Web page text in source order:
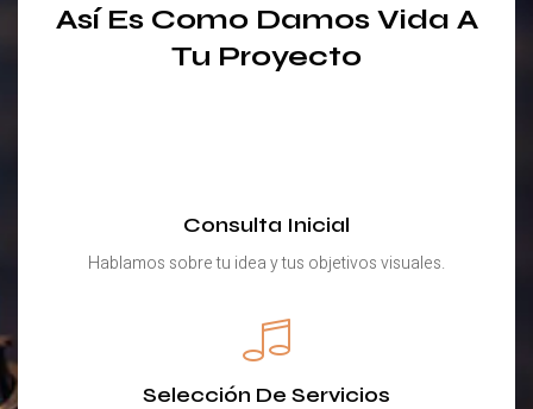
Así Es Como Damos Vida A
Tu Proyecto
Consulta Inicial
Hablamos sobre tu idea y tus objetivos visuales.
Selección De Servicios